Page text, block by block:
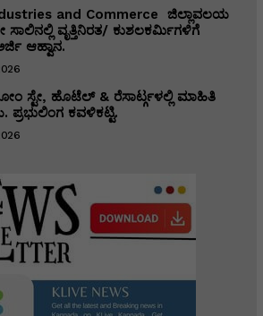
and Commerce ಜಿಲ್ಲಾವಲಯ
ವೃತ್ತಿನಿರತ/ ಕುಶಲಕರ್ಮಿಗಳಿಗೆ
ಆಹ್ವಾನ.
ಸ್ಟೇ, ಹೊಟೆಲ್ & ರೆಸಾರ್ಟ್ಗಳಲ್ಲಿ ಮಾಹಿತಿ
ಕವಳಿಕಟ್ಟಿ.